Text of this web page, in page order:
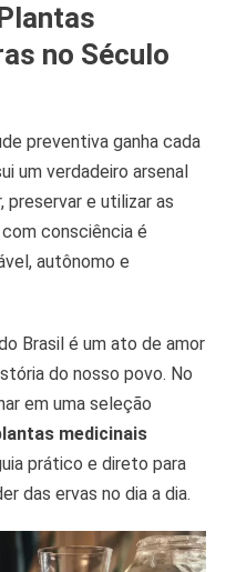
no Século
preventiva ganha cada
um verdadeiro arsenal
preservar e utilizar as
consciência é
autônomo e
Brasil é um ato de amor
do nosso povo. No
em uma seleção
medicinais
prático e direto para
das ervas no dia a dia.